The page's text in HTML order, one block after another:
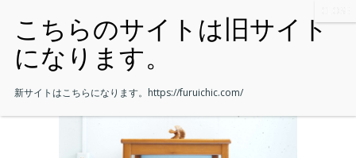
新サイトはこちらになります。 https://furuichic.com/